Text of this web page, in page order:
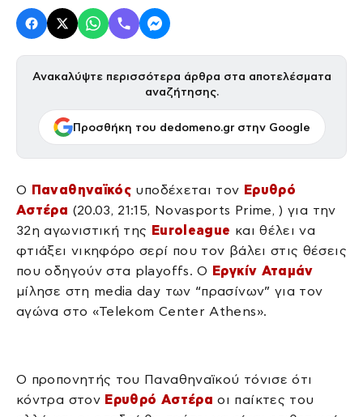
Ανακαλύψτε περισσότερα άρθρα στα αποτελέσματα
αναζήτησης.
Προσθήκη του dedomeno.gr στην Google
Ο Παναθηναϊκός υποδέχεται τον Ερυθρό
Αστέρα (20.03, 21:15, Novasports Prime, ) για την
32η αγωνιστική της Euroleague και θέλει να
φτιάξει νικηφόρο σερί που τον βάλει στις θέσεις
που οδηγούν στα playoffs. Ο Εργκίν Αταμάν
μίλησε στη media day των “πρασίνων” για τον
αγώνα στο «Telekom Center Athens».
Ο προπονητής του Παναθηναϊκού τόνισε ότι
κόντρα στον Ερυθρό Αστέρα οι παίκτες του